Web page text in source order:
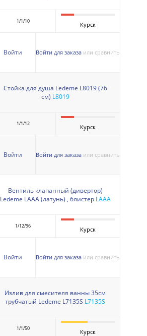
1/1/10 Курск
Войти Войти для заказа или сравнить
Стойка для душа Ledeme L8019 (76
см) L8019
1/1/12 Курск
Войти Войти для заказа или сравнить
Вентиль клапанный (дивертор)
Ledeme LAAA (латунь) , блистер LAAA
1/12/96 Курск
Войти Войти для заказа или сравнить
Излив для смесителя ванны 35см
трубчатый Ledeme L7135S L7135S
1/1/50 Курск